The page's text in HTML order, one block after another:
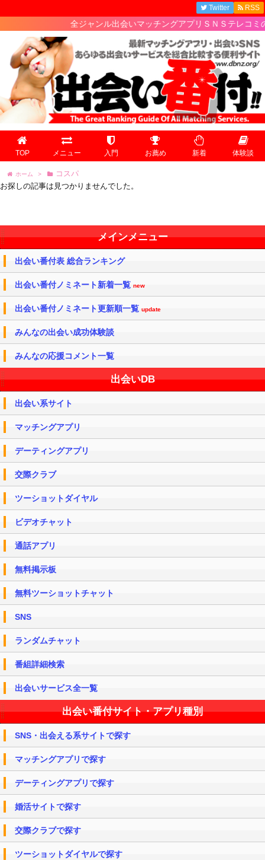
全ジャンル出会いマッチングアプリＳＮＳテレコミの
TOP メニュー 入門 お薦め 新着 体験談
Twitter RSS
ホーム >
コスパ
お探しの記事は見つかりませんでした。
メインメニュー
出会い番付表 総合ランキング
出会い番付ノミネート新着一覧 new
出会い番付ノミネート更新順一覧 update
みんなの出会い成功体験談
みんなの応援コメント一覧
出会いDB
出会い系サイト
マッチングアプリ
デーティングアプリ
交際クラブ
ツーショットダイヤル
ビデオチャット
通話アプリ
無料掲示板
無料ツーショットチャット
SNS
ランダムチャット
番組詳細検索
出会いサービス全一覧
出会い番付サイト・アプリ種別
SNS・出会える系サイトで探す
マッチングアプリで探す
デーティングアプリで探す
婚活サイトで探す
交際クラブで探す
ツーショットダイヤルで探す